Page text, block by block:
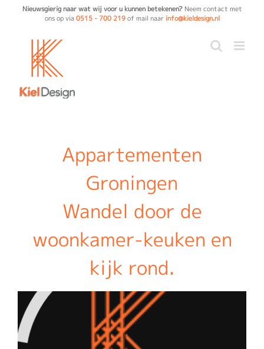
Nieuwsgierig naar wat wij voor u kunnen betekenen?Neem contact met
ons op via0515 - 700 219of mail naar info@kieldesign.nl
Appartementen
Groningen
Wandel door de
woonkamer-keuken en
kijk rond.